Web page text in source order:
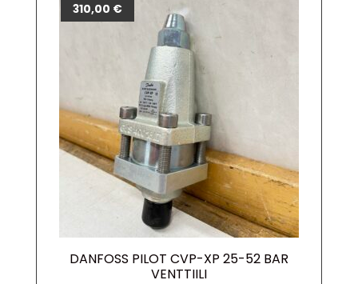
DANFOSS PILOT CVP-XP 25-52 BAR
VENTTIILI
310,00 €